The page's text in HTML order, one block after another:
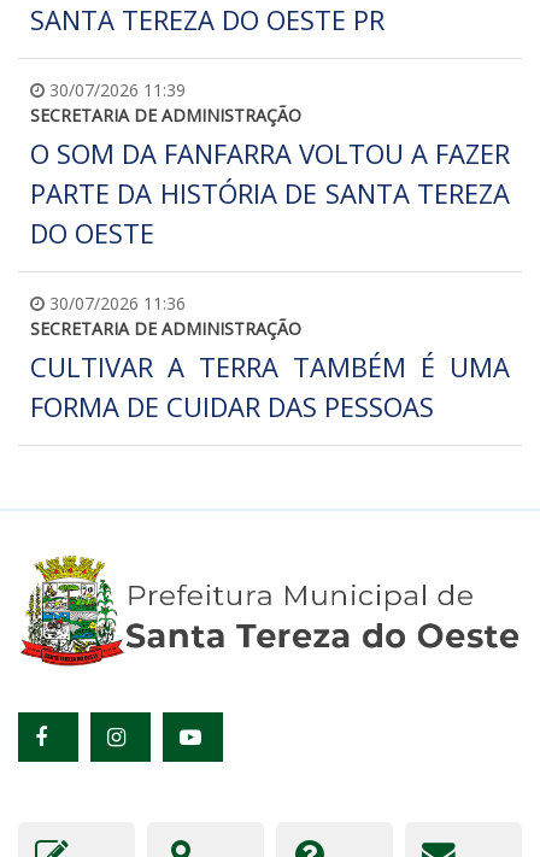
SANTA TEREZA DO OESTE PR
30/07/2026 11:39
SECRETARIA DE ADMINISTRAÇÃO
O SOM DA FANFARRA VOLTOU A FAZER
PARTE DA HISTÓRIA DE SANTA TEREZA
DO OESTE
30/07/2026 11:36
SECRETARIA DE ADMINISTRAÇÃO
CULTIVAR A TERRA TAMBÉM É UMA
FORMA DE CUIDAR DAS PESSOAS